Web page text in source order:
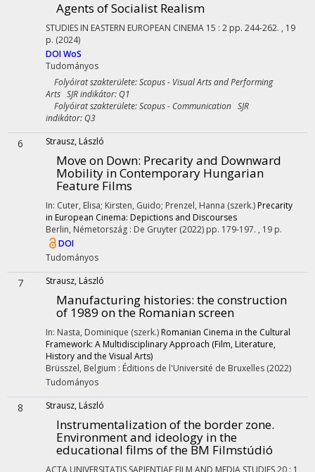
Agents of Socialist Realism
STUDIES IN EASTERN EUROPEAN CINEMA 15 : 2 pp. 244-262. , 19
p. (2024)
DOIWoS
Tudományos
Folyóirat szakterülete: Scopus - Visual Arts and Performing
Arts SJR indikátor: Q1
Folyóirat szakterülete: Scopus - Communication SJR
indikátor: Q3
6 Strausz, László
Move on Down: Precarity and Downward
Mobility in Contemporary Hungarian
Feature Films
In: Cuter, Elisa; Kirsten, Guido; Prenzel, Hanna (szerk.) Precarity
in European Cinema: Depictions and Discourses
Berlin, Németország : De Gruyter (2022) pp. 179-197. , 19 p.
DOI
Tudományos
7 Strausz, László
Manufacturing histories: the construction
of 1989 on the Romanian screen
In: Nasta, Dominique (szerk.) Romanian Cinema in the Cultural
Framework: A Multidisciplinary Approach (Film, Literature,
History and the Visual Arts)
Brüsszel, Belgium : Éditions de l'Université de Bruxelles (2022)
Tudományos
8 Strausz, László
Instrumentalization of the border zone.
Environment and ideology in the
educational films of the BM Filmstúdió
ACTA UNIVERSITATIS SAPIENTIAE FILM AND MEDIA STUDIES20 : 1